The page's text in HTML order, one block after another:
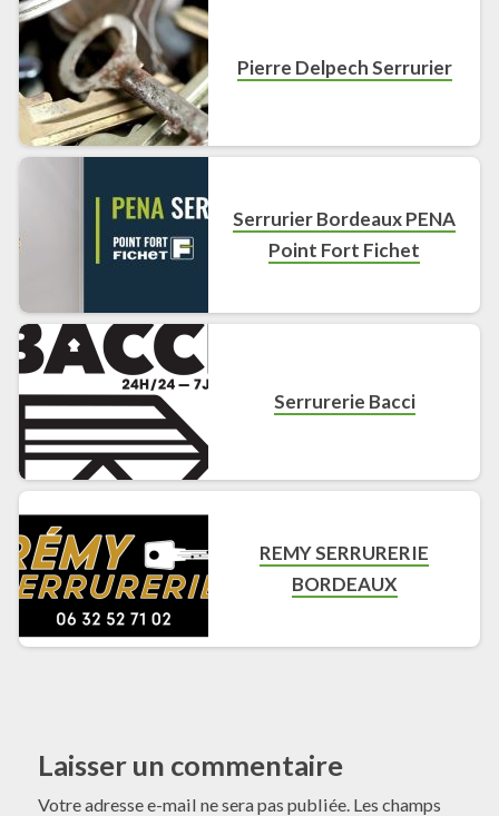
Pierre Delpech Serrurier
Serrurier Bordeaux PENA
Point Fort Fichet
Serrurerie Bacci
REMY SERRURERIE
BORDEAUX
Laisser un commentaire
Votre adresse e-mail ne sera pas publiée. Les champs